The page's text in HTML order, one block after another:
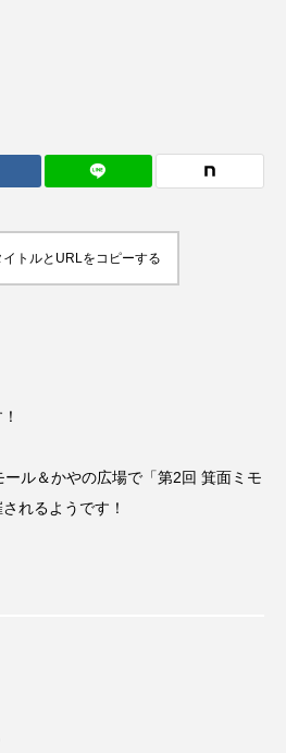
イトルとURLをコピーする
ル＆かやの広場で「第2回 箕面ミモ
れるようです！